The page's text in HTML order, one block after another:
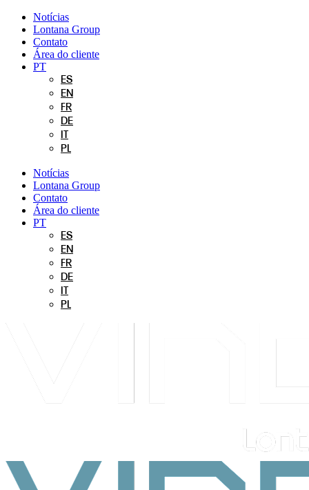
Pular
para
conteúdo
Notícias
Lontana Group
Contato
Área do cliente
PT
ES
EN
FR
DE
PL
Notícias
Lontana Group
Contato
Área do cliente
PT
ES
EN
FR
DE
PL